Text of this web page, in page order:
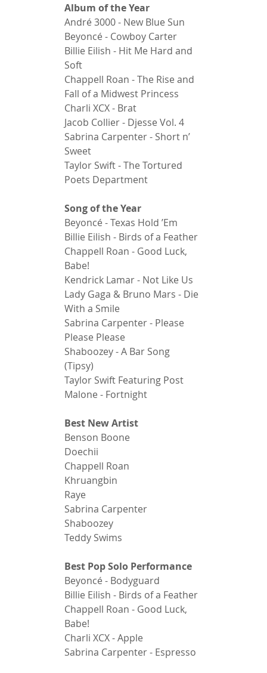
Album of the Year
André 3000 - New Blue Sun
Beyoncé - Cowboy Carter
Billie Eilish - Hit Me Hard and
Soft
Chappell Roan - The Rise and
Fall of a Midwest Princess
Charli XCX - Brat
Jacob Collier - Djesse Vol. 4
Sabrina Carpenter - Short n’
Sweet
Taylor Swift - The Tortured
Poets Department
Song of the Year
Beyoncé - Texas Hold ’Em
Billie Eilish - Birds of a Feather
Chappell Roan - Good Luck,
Babe!
Kendrick Lamar - Not Like Us
Lady Gaga & Bruno Mars - Die
With a Smile
Sabrina Carpenter - Please
Please Please
Shaboozey - A Bar Song
(Tipsy)
Taylor Swift Featuring Post
Malone - Fortnight
Best New Artist
Benson Boone
Doechii
Chappell Roan
Khruangbin
Raye
Sabrina Carpenter
Shaboozey
Teddy Swims
Best Pop Solo Performance
Beyoncé - Bodyguard
Billie Eilish - Birds of a Feather
Chappell Roan - Good Luck,
Babe!
Charli XCX - Apple
Sabrina Carpenter - Espresso